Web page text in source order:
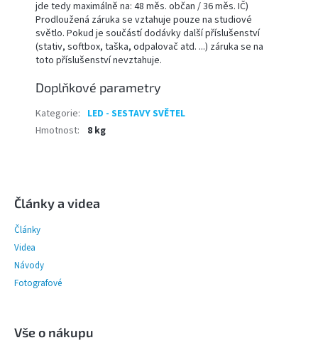
jde tedy maximálně na: 48 měs. občan / 36 měs. IČ)
Prodloužená záruka se vztahuje pouze na studiové
světlo. Pokud je součástí dodávky další příslušenství
(stativ, softbox, taška, odpalovač atd. ...) záruka se na
toto příslušenství nevztahuje.
Doplňkové parametry
Kategorie: LED - SESTAVY SVĚTEL
Hmotnost: 8 kg
Články a videa
Články
Videa
Návody
Fotografové
Vše o nákupu